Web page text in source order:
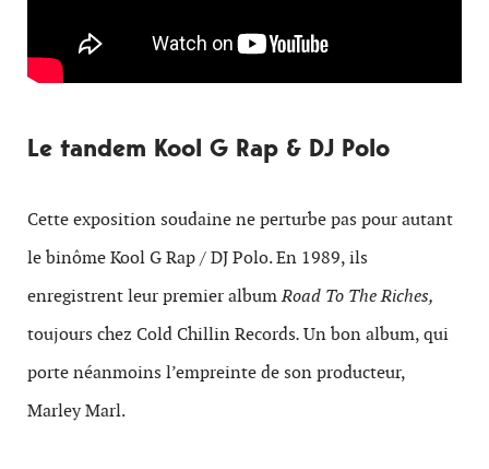
Le tandem Kool G Rap & DJ Polo
Cette exposition soudaine ne perturbe pas pour autant
le binôme Kool G Rap / DJ Polo. En 1989, ils
enregistrent leur premier albumRoad To The Riches,
toujours chez Cold Chillin Records.Un bon album, qui
porte néanmoins l’empreinte de son producteur,
Marley Marl.